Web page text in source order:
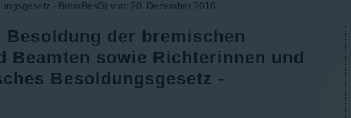
- BremBesG) vom 20. Dezember 2016
Besoldung der bremischen
Beamten sowie Richterinnen und
Besoldungsgesetz -